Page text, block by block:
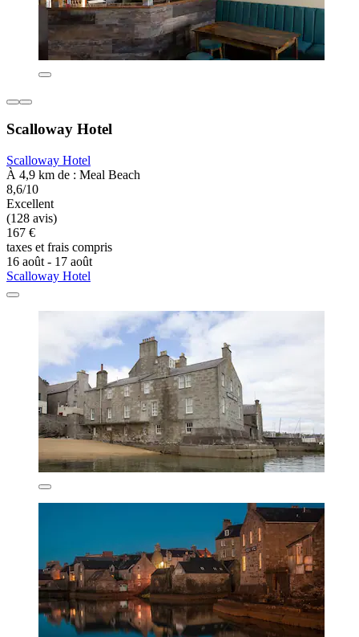
Scalloway Hotel
Scalloway Hotel
À 4,9 km de : Meal Beach
8,6/10
Excellent
(128 avis)
167 €
taxes et frais compris
16 août - 17 août
Scalloway Hotel